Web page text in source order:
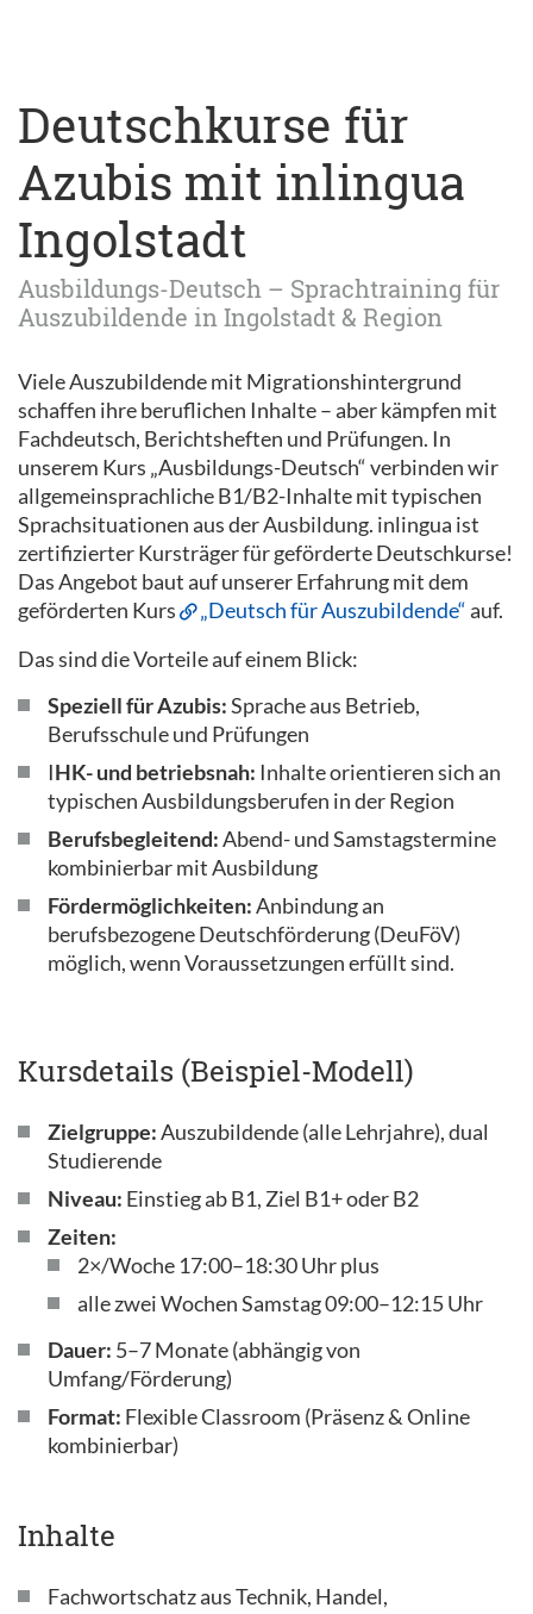
Deutschkurse für
Azubis mit inlingua
Ingolstadt
Ausbildungs-Deutsch – Sprachtraining für
Auszubildende in Ingolstadt & Region
Viele Auszubildende mit Migrationshintergrund
schaffen ihre beruflichen Inhalte – aber kämpfen mit
Fachdeutsch, Berichtsheften und Prüfungen. In
unserem Kurs „Ausbildungs-Deutsch“ verbinden wir
allgemeinsprachliche B1/B2-Inhalte mit typischen
Sprachsituationen aus der Ausbildung. inlingua ist
zertifizierter Kursträger für geförderte Deutschkurse!
Das Angebot baut auf unserer Erfahrung mit dem
geförderten Kurs
„Deutsch für Auszubildende“auf.
Das sind die Vorteile auf einem Blick:
Speziell für Azubis:Sprache aus Betrieb,
Berufsschule und Prüfungen
IHK- und betriebsnah: Inhalte orientieren sich an
typischen Ausbildungsberufen in der Region
Berufsbegleitend:Abend- und Samstagstermine
kombinierbar mit Ausbildung
Fördermöglichkeiten:Anbindung an
berufsbezogene Deutschförderung (DeuFöV)
möglich, wenn Voraussetzungen erfüllt sind.
Kursdetails (Beispiel-Modell)
Zielgruppe:Auszubildende (alle Lehrjahre), dual
Studierende
Niveau: Einstieg ab B1, Ziel B1+ oder B2
Zeiten:
2×/Woche 17:00–18:30 Uhr plus
alle zwei Wochen Samstag 09:00–12:15 Uhr
Dauer: 5–7 Monate (abhängig von
Umfang/Förderung)
Format: Flexible Classroom (Präsenz & Online
kombinierbar)
Inhalte
Fachwortschatz aus Technik, Handel,